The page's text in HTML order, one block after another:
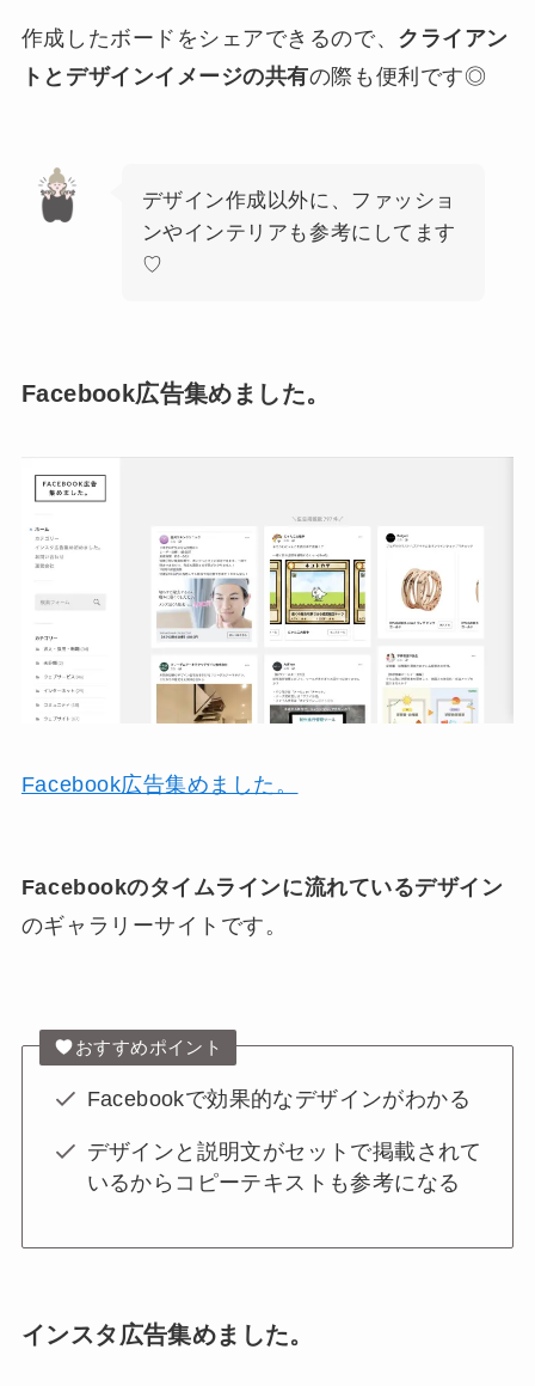
作成したボードをシェアできるので、 クライアン
トとデザインイメージの共有の際も便利です◎
デザイン作成以外に、ファッショ
ンやインテリアも参考にしてます
♡
Facebook広告集めました。
Facebook広告集めました。
Facebookのタイムラインに流れているデザイン
のギャラリーサイトです。
おすすめポイント
Facebookで効果的なデザインがわかる
デザインと説明文がセットで掲載されて
いるからコピーテキストも参考になる
インスタ広告集めました。